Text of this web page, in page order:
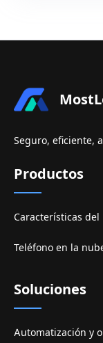
Seguro, eficiente,
Productos
Características
Teléfono en la
Soluciones
Automatización y